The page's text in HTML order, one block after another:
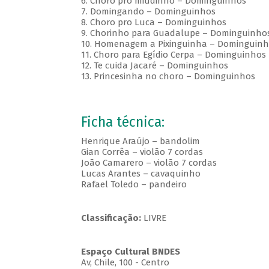
7. Domingando – Dominguinhos
8. Choro pro Luca – Dominguinhos
9. Chorinho para Guadalupe –
10. Homenagem a Pixinguinha –
11. Choro para Egídio Cerpa – Dominguinhos
12. Te cuida Jacaré – Dominguinhos
13. Princesinha no choro – Dominguinhos
Ficha técnica:
Henrique Araújo – bandolim
Gian Corrêa – violão 7 cordas
João Camarero – violão 7 cordas
Lucas Arantes – cavaquinho
Rafael Toledo – pandeiro
Classificação:LIVRE
Espaço Cultural BNDES
Av, Chile, 100 - Centro